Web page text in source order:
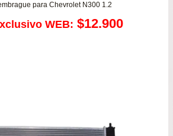
para Chevrolet N300 1.2
WEB: $12.900